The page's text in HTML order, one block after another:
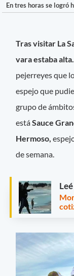
En tres horas se logró
Tras visitar La
vara estaba alta.
pejerreyes que
espejo que
grupo de
estáSauce
Hermoso,
de semana.